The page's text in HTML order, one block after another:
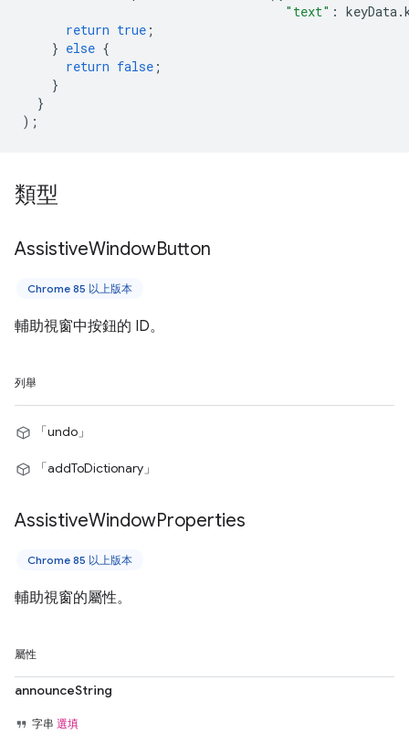
"text" : keyData.
return true ;
} else {
return false ;
}
}
);
類型
AssistiveWindowButton
Chrome 85 以上版本
輔助視窗中按鈕的 ID。
列舉
「undo」
「addToDictionary」
AssistiveWindowProperties
Chrome 85 以上版本
輔助視窗的屬性。
屬性
announceString
字串 選填